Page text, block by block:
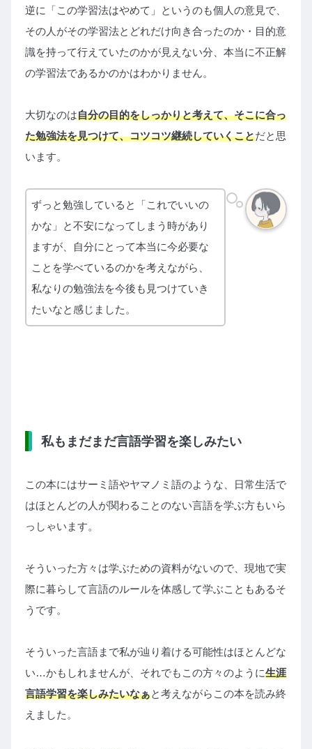
逆に「この学習法はやめて」というのも個人の意見で、
その人がその学習法とどれだけ向き合ったのか・目的意
識を持って行えていたのかが見えない分、本当に不正解
の学習法であるかのかはわかりません。
大切なのは自分の目的をしっかりと考えて、そこに合っ
た勉強法を見つけて、コツコツ継続していくことだと思
います。
ずっと勉強していると「これでいいの
かな」と不安になってしまう時があり
ますが、自分にとって本当に今必要な
ことを学べているのかを考えながら、
私なりの勉強法を今後も見つけていき
たいなと感じました。
私もまだまだ言語学習を楽しみたい
この本にはサーミ語やヤマノミ語のような、日常生活で
はほとんどの人が関わることのない言語を学ぶ方もいら
っしゃいます。
そういった方々は学ぶための資料がないので、現地で実
際に暮らして言語のルールを体感して学ぶこともあるそ
うです。
そういった言語まで私が辿り着ける可能性はほとんどな
い…かもしれませんが、それでもこの方々のように生涯
言語学習を楽しみたいなぁと考えながらこの本を読み終
えました。